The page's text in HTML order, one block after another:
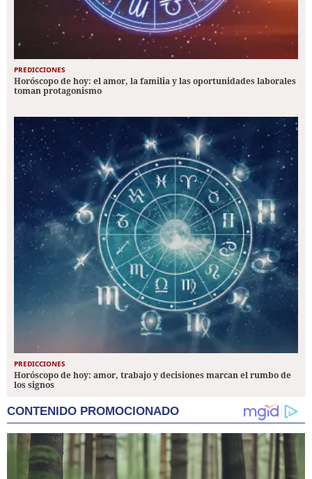
PREDICCIONES
Horóscopo de hoy: el amor, la familia y las oportunidades laborales
toman protagonismo
PREDICCIONES
Horóscopo de hoy: amor, trabajo y decisiones marcan el rumbo de
los signos
CONTENIDO PROMOCIONADO